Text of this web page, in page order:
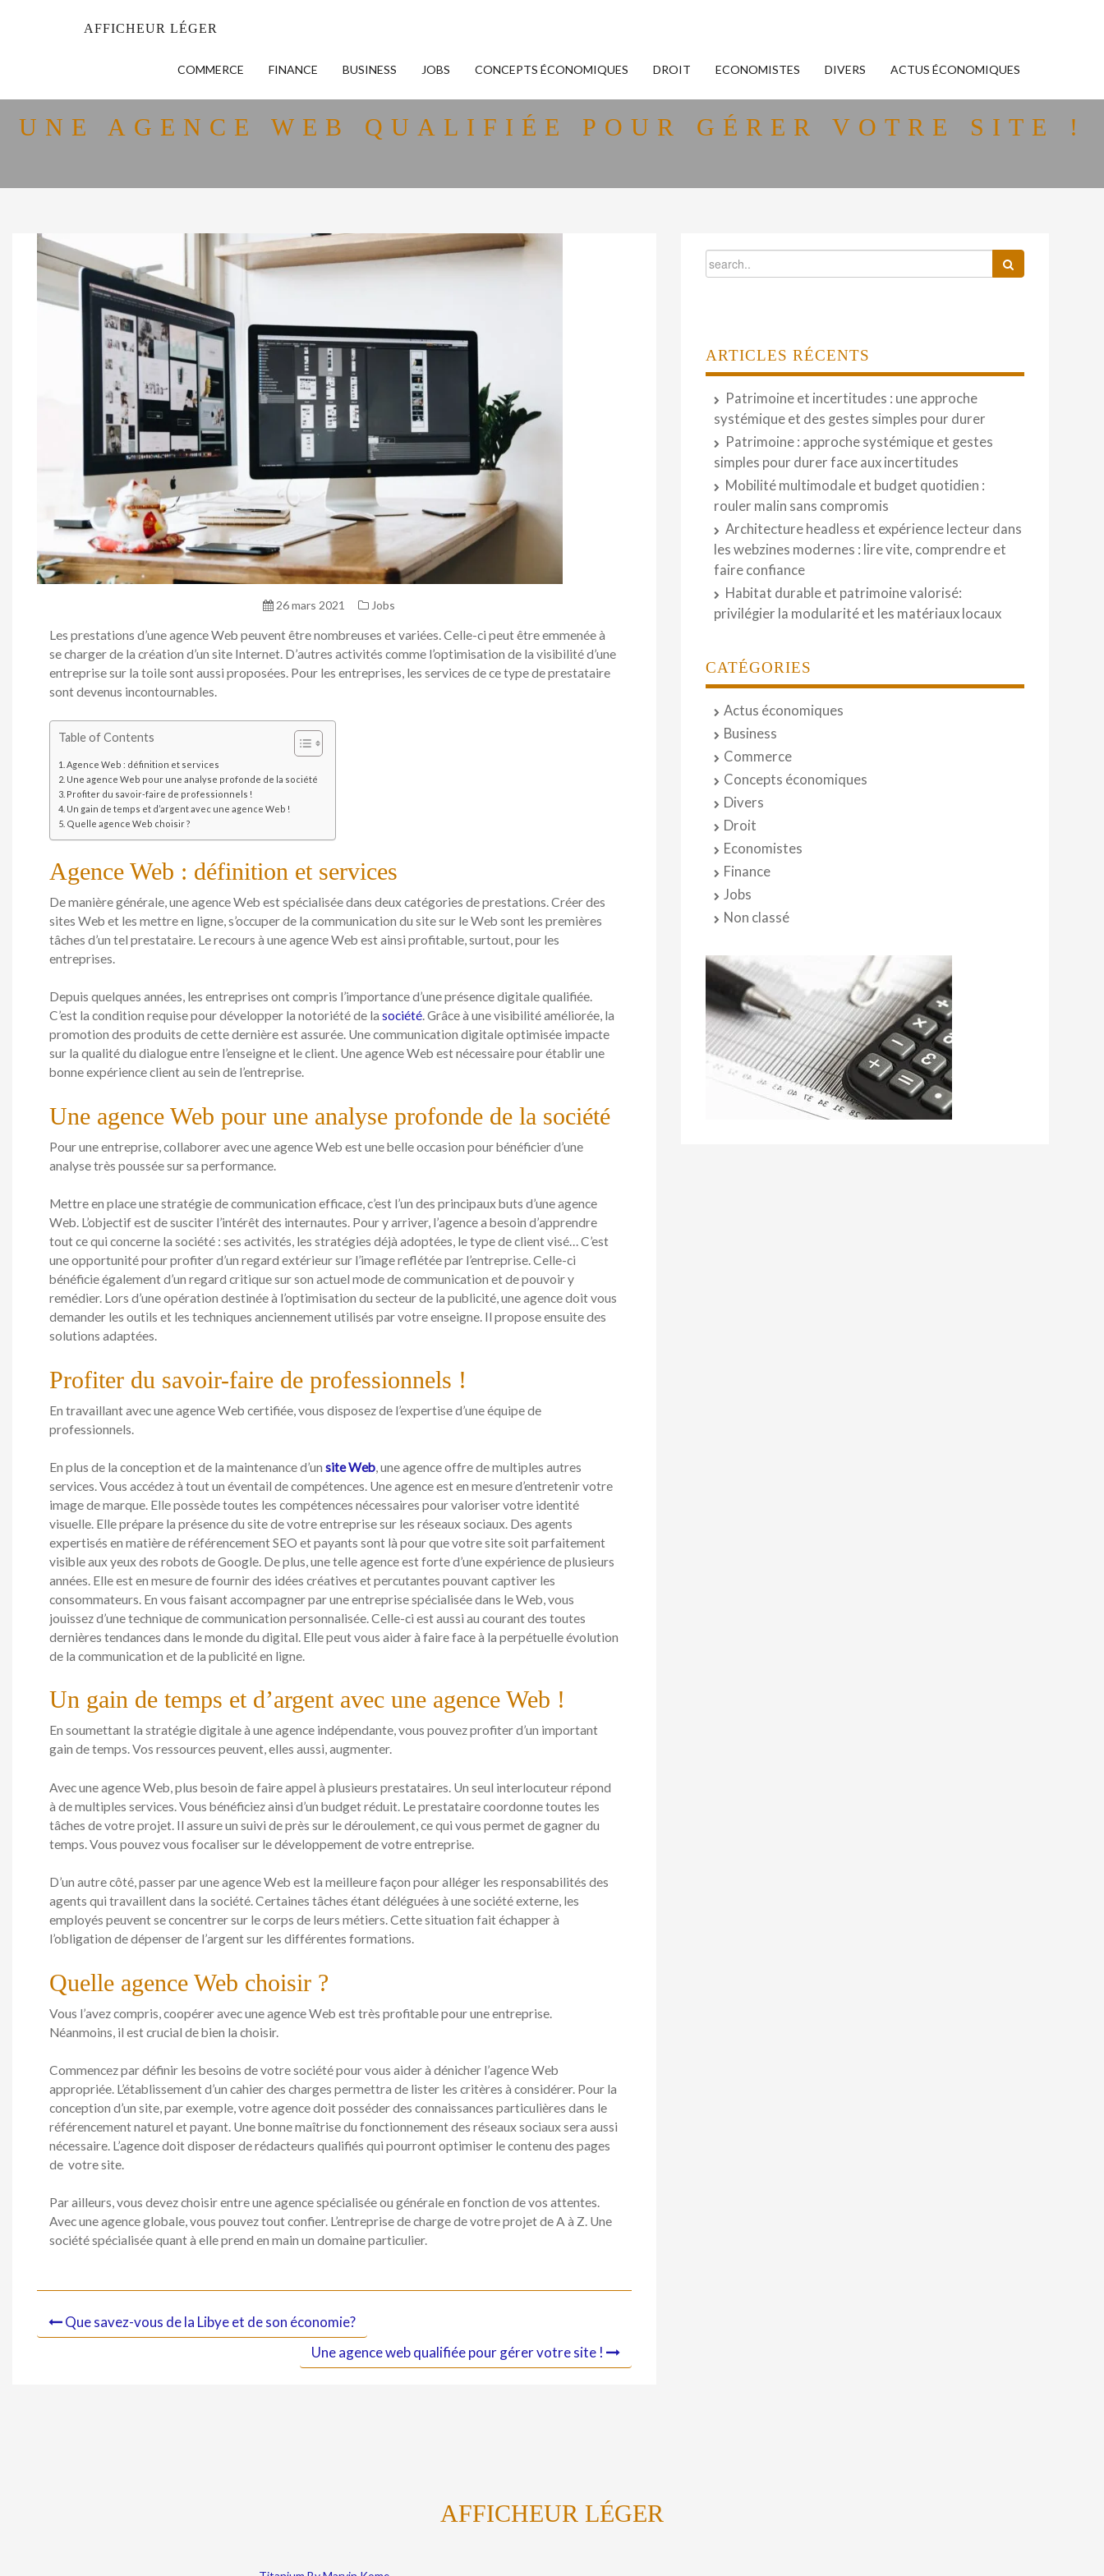
AFFICHEUR LÉGER
COMMERCE FINANCE BUSINESS JOBS CONCEPTS ÉCONOMIQUES DROIT ECONOMISTES DIVERS ACTUS ÉCONOMIQUES
UNE AGENCE WEB QUALIFIÉE POUR GÉRER VOTRE SITE !
26 mars 2021 Jobs
Les prestations d’une agence Web peuvent être nombreuses et variées. Celle-ci peut être emmenée à
se charger de la création d’un site Internet. D’autres activités comme l’optimisation de la visibilité d’une
entreprise sur la toile sont aussi proposées. Pour les entreprises, les services de ce type de prestataire
sont devenus incontournables.
Table of Contents
Agence Web : définition et services
Une agence Web pour une analyse profonde de la société
Profiter du savoir-faire de professionnels !
Un gain de temps et d’argent avec une agence Web !
Quelle agence Web choisir ?
Agence Web : définition et services
De manière générale, une agence Web est spécialisée dans deux catégories de prestations. Créer des
sites Web et les mettre en ligne, s’occuper de la communication du site sur le Web sont les premières
tâches d’un tel prestataire. Le recours à une agence Web est ainsi profitable, surtout, pour les
entreprises.
Depuis quelques années, les entreprises ont compris l’importance d’une présence digitale qualifiée.
C’est la condition requise pour développer la notoriété de la société. Grâce à une visibilité améliorée, la
promotion des produits de cette dernière est assurée. Une communication digitale optimisée impacte
sur la qualité du dialogue entre l’enseigne et le client. Une agence Web est nécessaire pour établir une
bonne expérience client au sein de l’entreprise.
Une agence Web pour une analyse profonde de la société
Pour une entreprise, collaborer avec une agence Web est une belle occasion pour bénéficier d’une
analyse très poussée sur sa performance.
Mettre en place une stratégie de communication efficace, c’est l’un des principaux buts d’une agence
Web. L’objectif est de susciter l’intérêt des internautes. Pour y arriver, l’agence a besoin d’apprendre
tout ce qui concerne la société : ses activités, les stratégies déjà adoptées, le type de client visé… C’est
une opportunité pour profiter d’un regard extérieur sur l’image reflétée par l’entreprise. Celle-ci
bénéficie également d’un regard critique sur son actuel mode de communication et de pouvoir y
remédier. Lors d’une opération destinée à l’optimisation du secteur de la publicité, une agence doit vous
demander les outils et les techniques anciennement utilisés par votre enseigne. Il propose ensuite des
solutions adaptées.
Profiter du savoir-faire de professionnels !
En travaillant avec une agence Web certifiée, vous disposez de l’expertise d’une équipe de
professionnels.
En plus de la conception et de la maintenance d’un site Web, une agence offre de multiples autres
services. Vous accédez à tout un éventail de compétences. Une agence est en mesure d’entretenir votre
image de marque. Elle possède toutes les compétences nécessaires pour valoriser votre identité
visuelle. Elle prépare la présence du site de votre entreprise sur les réseaux sociaux. Des agents
expertisés en matière de référencement SEO et payants sont là pour que votre site soit parfaitement
visible aux yeux des robots de Google. De plus, une telle agence est forte d’une expérience de plusieurs
années. Elle est en mesure de fournir des idées créatives et percutantes pouvant captiver les
consommateurs. En vous faisant accompagner par une entreprise spécialisée dans le Web, vous
jouissez d’une technique de communication personnalisée. Celle-ci est aussi au courant des toutes
dernières tendances dans le monde du digital. Elle peut vous aider à faire face à la perpétuelle évolution
de la communication et de la publicité en ligne.
Un gain de temps et d’argent avec une agence Web !
En soumettant la stratégie digitale à une agence indépendante, vous pouvez profiter d’un important
gain de temps. Vos ressources peuvent, elles aussi, augmenter.
Avec une agence Web, plus besoin de faire appel à plusieurs prestataires. Un seul interlocuteur répond
à de multiples services. Vous bénéficiez ainsi d’un budget réduit. Le prestataire coordonne toutes les
tâches de votre projet. Il assure un suivi de près sur le déroulement, ce qui vous permet de gagner du
temps. Vous pouvez vous focaliser sur le développement de votre entreprise.
D’un autre côté, passer par une agence Web est la meilleure façon pour alléger les responsabilités des
agents qui travaillent dans la société. Certaines tâches étant déléguées à une société externe, les
employés peuvent se concentrer sur le corps de leurs métiers. Cette situation fait échapper à
l’obligation de dépenser de l’argent sur les différentes formations.
Quelle agence Web choisir ?
Vous l’avez compris, coopérer avec une agence Web est très profitable pour une entreprise.
Néanmoins, il est crucial de bien la choisir.
Commencez par définir les besoins de votre société pour vous aider à dénicher l’agence Web
appropriée. L’établissement d’un cahier des charges permettra de lister les critères à considérer. Pour la
conception d’un site, par exemple, votre agence doit posséder des connaissances particulières dans le
référencement naturel et payant. Une bonne maîtrise du fonctionnement des réseaux sociaux sera aussi
nécessaire. L’agence doit disposer de rédacteurs qualifiés qui pourront optimiser le contenu des pages
de votre site.
Par ailleurs, vous devez choisir entre une agence spécialisée ou générale en fonction de vos attentes.
Avec une agence globale, vous pouvez tout confier. L’entreprise de charge de votre projet de A à Z. Une
société spécialisée quant à elle prend en main un domaine particulier.
Que savez-vous de la Libye et de son économie?
Une agence web qualifiée pour gérer votre site !
ARTICLES RÉCENTS
Patrimoine et incertitudes : une approche
systémique et des gestes simples pour durer
Patrimoine : approche systémique et gestes
simples pour durer face aux incertitudes
Mobilité multimodale et budget quotidien :
rouler malin sans compromis
Architecture headless et expérience lecteur dans
les webzines modernes : lire vite, comprendre et
faire confiance
Habitat durable et patrimoine valorisé:
privilégier la modularité et les matériaux locaux
CATÉGORIES
Actus économiques
Business
Commerce
Concepts économiques
Divers
Droit
Economistes
Finance
Jobs
Non classé
AFFICHEUR LÉGER